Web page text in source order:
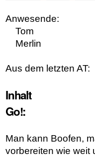
Anwesende:
Tom
Merlin
Aus dem letzten AT:
Inhalt
Go!:
Man kann Boofen,
vorbereiten wie weit